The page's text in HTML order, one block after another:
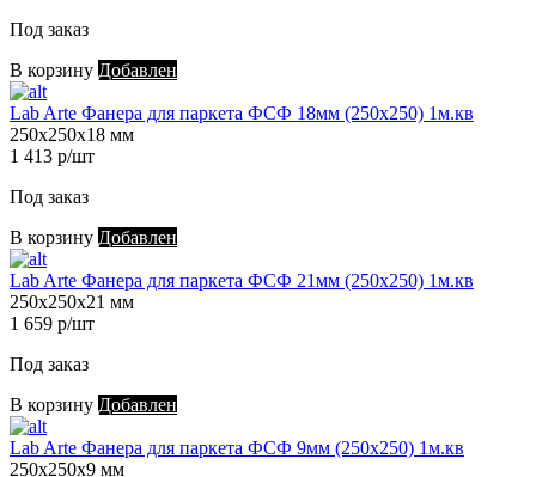
Под заказ
В корзину Добавлен
Lab Arte Фанера для паркета ФСФ 18мм (250х250) 1м.кв
250х250х18 мм
1 413 р/шт
Под заказ
В корзину Добавлен
Lab Arte Фанера для паркета ФСФ 21мм (250х250) 1м.кв
250х250х21 мм
1 659 р/шт
Под заказ
В корзину Добавлен
Lab Arte Фанера для паркета ФСФ 9мм (250х250) 1м.кв
250х250х9 мм